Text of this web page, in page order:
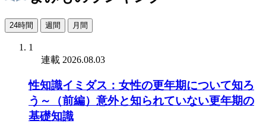
24時間 週間 月間
1
連載 2026.08.03
性知識イミダス：女性の更年期について知ろ
う～（前編）意外と知られていない更年期の
基礎知識